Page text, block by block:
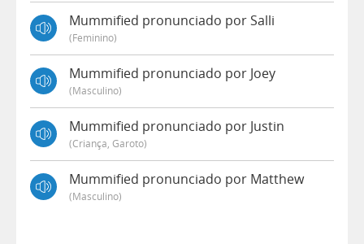
Mummified pronunciado por Salli
(feminino)
Mummified pronunciado por Joey
(masculino)
Mummified pronunciado por Justin
(criança, Garoto)
Mummified pronunciado por Matthew
(masculino)